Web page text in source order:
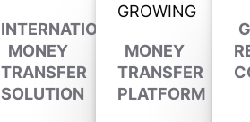
INTERNATIONAL
MONEY
TRANSFER
SOLUTION
GROWING
MONEY
TRANSFER
PLATFORM